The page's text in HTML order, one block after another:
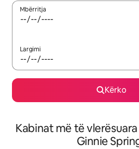
Mbërritja
Largimi
Kërko
Kabinat më të
Ginnie